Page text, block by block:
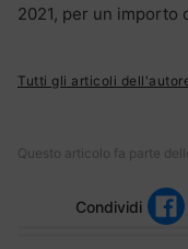
2021, per un importo
Tutti gli articoli
Questo articolo fa parte
Condividi